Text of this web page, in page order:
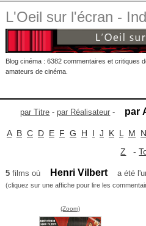
L'Oeil sur l'écran -
Blog cinéma : 6382 commentaires et critiques
amateurs de cinéma.
par Titre -par Réalisateur - par
A B C D E F G H I J K L M N
Z -
5films où Henri Vilbert a été
(cliquez sur une affiche pour lire les
(Zoom)